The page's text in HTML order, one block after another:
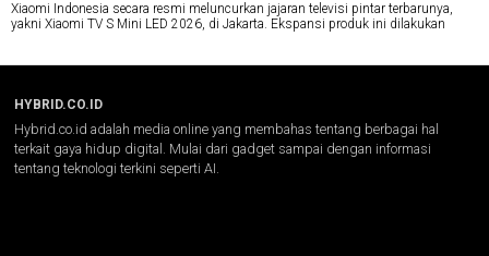
Xiaomi Indonesia secara resmi meluncurkan jajaran televisi pintar terbarunya,
yakni Xiaomi TV S Mini LED 2026, di Jakarta. Ekspansi produk ini dilakukan
HYBRID.CO.ID
Hybrid.co.id adalah media online yang membahas tentang berbagai hal
terkait gaya hidup digital. Mulai dari gadget sampai dengan informasi
tentang teknologi terkini seperti AI.